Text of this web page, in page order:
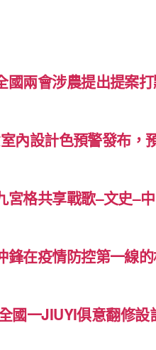
兩會涉農提出提案
內設計色預警發布，
宮格共享戰歌–文史–
在疫情防控第一線
國一JIUYI俱意翻修